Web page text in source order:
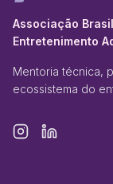
Associação
Entretenimento
Mentoria técnica,
ecossistema do